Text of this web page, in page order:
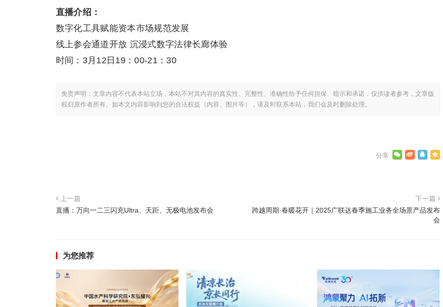
直播介绍：
数字化工具赋能资本市场规范发展
线上参会通道开放 沉浸式数字法律长廊体验
时间：3月12日19：00-21：30
免责声明：文章内容不代表本站立场，本站不对其内容的真实性、完整性、准确性给予任何担保、暗示和承诺，仅供读者参考，文章版
权归原作者所有。如本文内容影响到您的合法权益（内容、图片等），请及时联系本站，我们会及时删除处理。
上一篇
直播：万向一二三闪充Ultra、天距、无极电池发布会
下一篇
跨越周期·春暖花开｜2025广联达春季施工业务全场景产品发布
会
为您推荐